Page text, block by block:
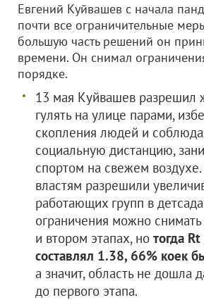
Евгений Куйвашев с начала
почти все ограничительные
большую часть решений он
времени. Он снимал
порядке.
13 мая Куйвашев разрешил
гулять на улице парами,
скопления людей и
социальную дистанцию,
спортом на свежем
властям разрешили
работающих групп в
ограничения можно
и втором этапах, но тогда
составлял 1.38, 66% коек
а значит, область не дошла
до первого этапа.